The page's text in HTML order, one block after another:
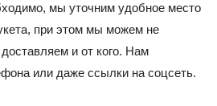
мы уточним удобное место
при этом мы можем не
и от кого. Нам
или даже ссылки на соцсеть.